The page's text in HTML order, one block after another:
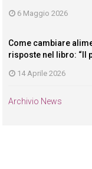
6 Maggio 2026
Come cambiare
risposte nel libro: “Il
14 Aprile 2026
Archivio News